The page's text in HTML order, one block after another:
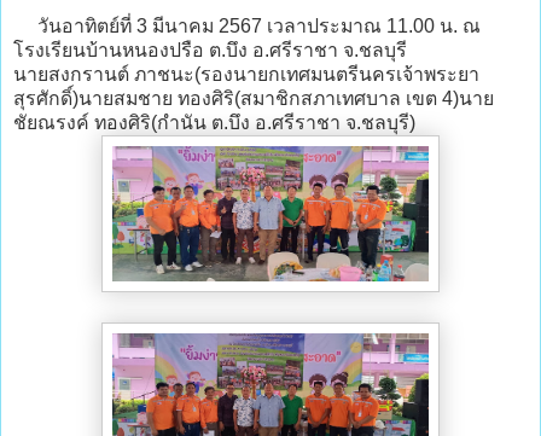
วันอาทิตย์ที่ 3 มีนาคม 2567 เวลาประมาณ 11.00 น. ณ
โรงเรียนบ้านหนองปรือ ต.บึง อ.ศรีราชา จ.ชลบุรี
นายสงกรานต์ ภาชนะ(รองนายกเทศมนตรีนครเจ้าพระยา
สุรศักดิ์)นายสมชาย ทองศิริ(สมาชิกสภาเทศบาล เขต 4)นาย
ชัยณรงค์ ทองศิริ(กำนัน ต.บึง อ.ศรีราชา จ.ชลบุรี)